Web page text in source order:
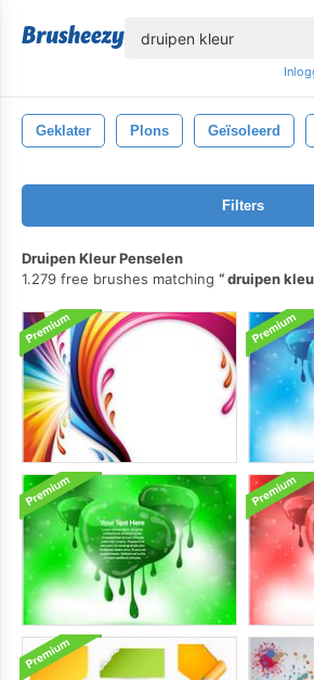
Geklater Plons Geïsoleerd
Filters
Druipen Kleur Penselen
1.279 free brushes matching
druipen